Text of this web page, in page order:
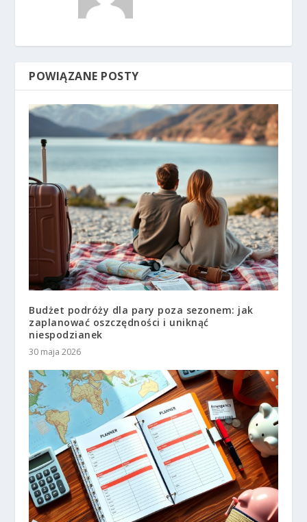
POWIĄZANE POSTY
Budżet podróży dla pary poza sezonem: jak
zaplanować oszczędności i uniknąć
niespodzianek
30 maja 2026